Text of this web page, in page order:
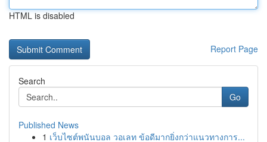
HTML is disabled
Report Page
Search
Go
Published News
1 เว็บไซต์พนันบอล วอเลท ข้อดีมากยิ่งกว่าแนวทางการ...